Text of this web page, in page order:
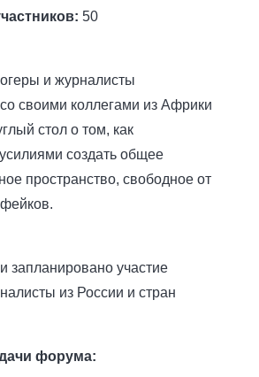
50
и журналисты
своими коллегами из Африки
стол о том, как
создать общее
пространство, свободное от
запланировано участие
из России и стран
форума: